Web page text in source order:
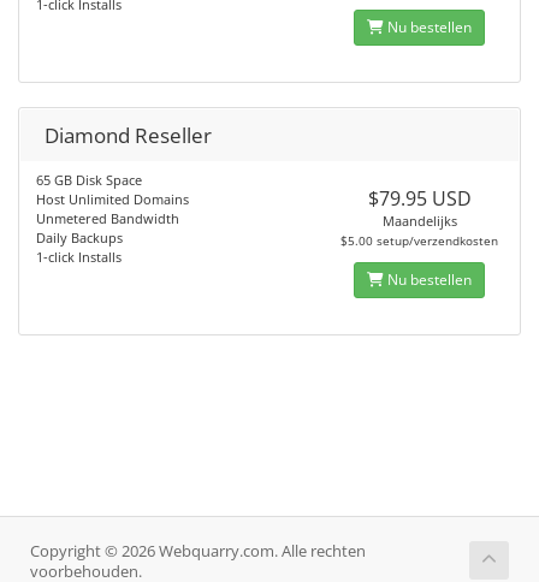
1-click Installs
Nu bestellen
Diamond Reseller
65 GB Disk Space
Host Unlimited Domains
Unmetered Bandwidth
Daily Backups
1-click Installs
$79.95 USD
Maandelijks
$5.00 setup/verzendkosten
Nu bestellen
Copyright © 2026 Webquarry.com. Alle rechten
voorbehouden.